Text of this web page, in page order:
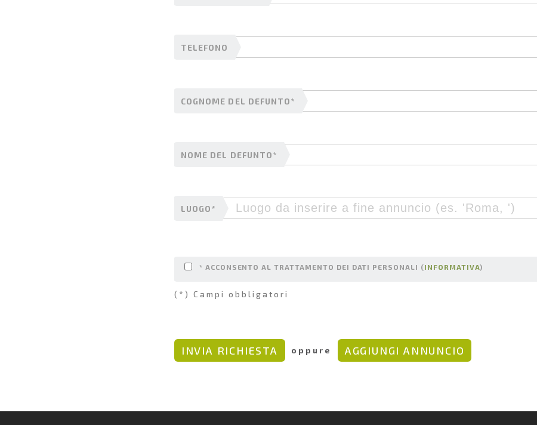
TELEFONO
COGNOME DEL DEFUNTO*
NOME DEL DEFUNTO*
LUOGO*
* ACCONSENTO AL TRATTAMENTO DEI DATI PERSONALI (INFORMATIVA)
(*) Campi obbligatori
oppure